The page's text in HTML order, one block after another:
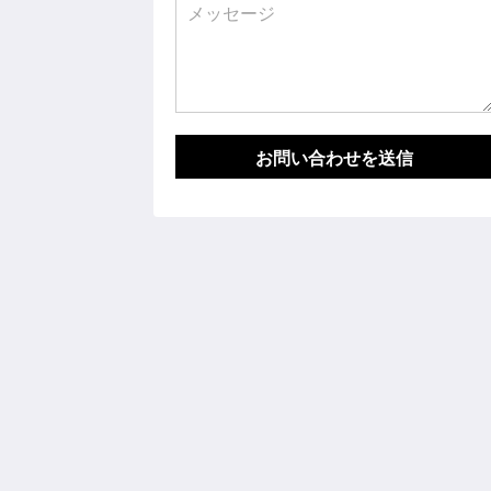
お問い合わせを送信